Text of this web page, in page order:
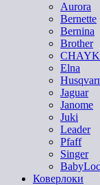
Aurora
Bernette
Bernina
Brother
Elna
Jaguar
Janome
Juki
Leader
Pfaff
Singer
Коверлоки